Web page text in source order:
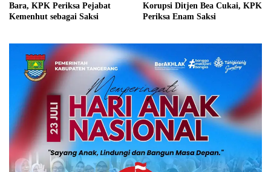
Bara, KPK Periksa Pejabat
Kemenhut sebagai Saksi
Korupsi Ditjen Bea Cukai, KPK
Periksa Enam Saksi